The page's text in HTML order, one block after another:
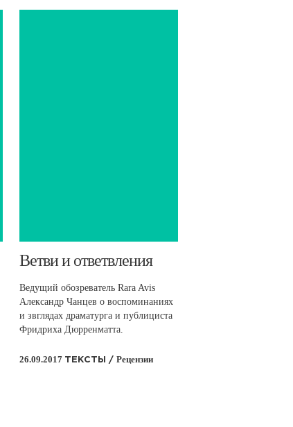
​Ветви и ответвления
Ведущий обозреватель Rara Avis
Александр Чанцев о воспоминаниях
и звглядах драматурга и публициста
Фридриха Дюрренматта.
26.09.2017 ТЕКСТЫ / Рецензии